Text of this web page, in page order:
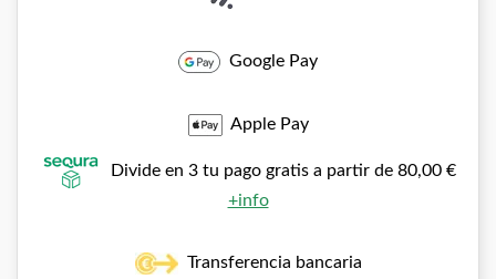
Google Pay
Apple Pay
Divide en 3 tu pago gratis a partir de 80,00 €
+info
Transferencia bancaria